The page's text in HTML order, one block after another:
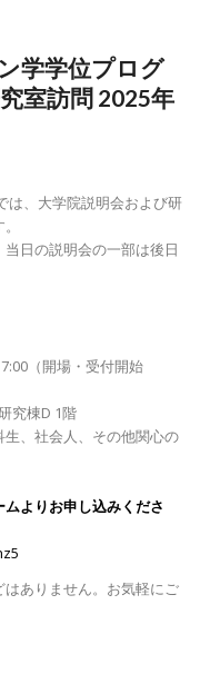
学学位プログ
室訪問 2025年
は、大学院説明会および研
日の説明会の一部は後日
（開場・受付開始
究棟D 1階
、社会人、その他関心の
よりお申し込みくださ
ありません。お気軽にご